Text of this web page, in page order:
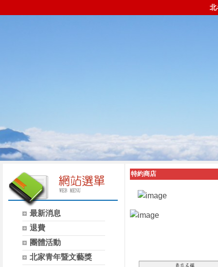
北
最新消息
退費
團體活動
北家青年暨文藝獎
特約商店